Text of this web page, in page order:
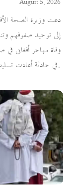
August 5, 2026
دعت وزيرة الصحة
إلى توحيد صفوفهم
وفاة مهاجر أفغاني في
في حادثة أعادت تسليط الضوء على أوضاع المهاجرين الأفغان.